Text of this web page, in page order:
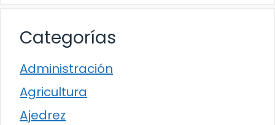
Categorías
Administración
Agricultura
Ajedrez